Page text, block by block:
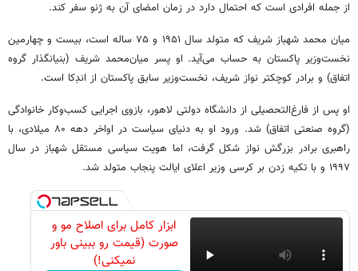
از جمله افرادی است که احتمال دارد در زمان امضای آن به ژنو سفر کند.
میان محمد شهباز شریف که متولد سال ۱۹۵۱ و ۷۵ ساله است، بیست و چهارمین
نخست‌وزیر پاکستان به حساب می‌آید. او پسر میان‌محمد شریف (بنیانگذار گروه
اتفاق) و برادر کوچکتر نواز شریف، نخست‌وزیر سابق پاکستان از اندِکا است.
او پس از فارغ‌التحصیلی از دانشگاه دولتی لاهور، بازوی اجرایی کسب‌وکار خانوادگی
(گروه صنعتی اتفاق) شد. ورود او به دنیای سیاست در اواخر دهه ۸۰ میلادی، با
راهبری برادر بزرگش نواز شکل گرفت، اما هویت سیاسی مستقل شهباز در سال
۱۹۹۷ و با تکیه زدن بر کرسی وزیر اعلای ایالت پنجاب متولد شد.
ابزار کامل برای اصلاح مو و
صورت (قیمت رو ببینی باور
نمیکنی!)